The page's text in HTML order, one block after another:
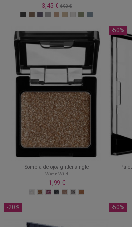
3,45 € 6,90 €
Sombra de ojos glitter single
Wet n Wild
1,99 €
-50%
-20% -50%